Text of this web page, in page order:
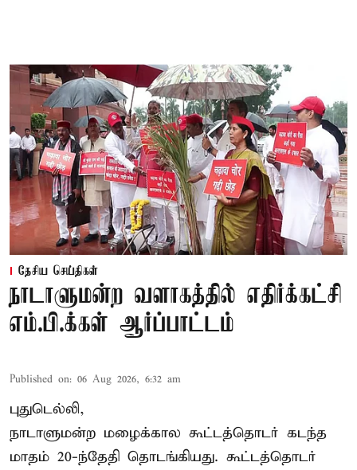
தேசிய செய்திகள்
நாடாளுமன்ற வளாகத்தில் எதிர்க்கட்சி
எம்.பி.க்கள் ஆர்ப்பாட்டம்
Published on: 06 Aug 2026, 6:32 am
புதுடெல்லி,
நாடாளுமன்ற மழைக்கால கூட்டத்தொடர் கடந்த
மாதம் 20-ந்தேதி தொடங்கியது. கூட்டத்தொடர்